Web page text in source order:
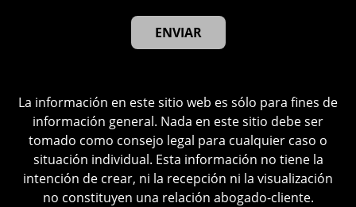
La información en este sitio web es sólo para fines de
información general. Nada en este sitio debe ser
tomado como consejo legal para cualquier caso o
situación individual. Esta información no tiene la
intención de crear, ni la recepción ni la visualización
no constituyen una relación abogado-cliente.